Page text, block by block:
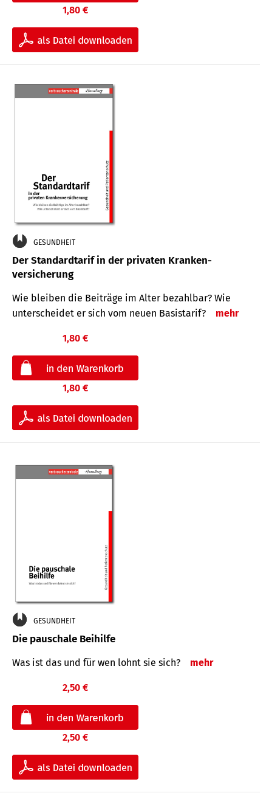
1,80 €
GESUNDHEIT
Der Standard­tarif in der privaten Kranken­
versicherung
Wie bleiben die Beiträge im Alter bezahlbar? Wie
unterscheidet er sich vom neuen Basistarif?
mehr
1,80 €
1,80 €
GESUNDHEIT
Die pauschale Beihilfe
Was ist das und für wen lohnt sie sich? mehr
2,50 €
2,50 €